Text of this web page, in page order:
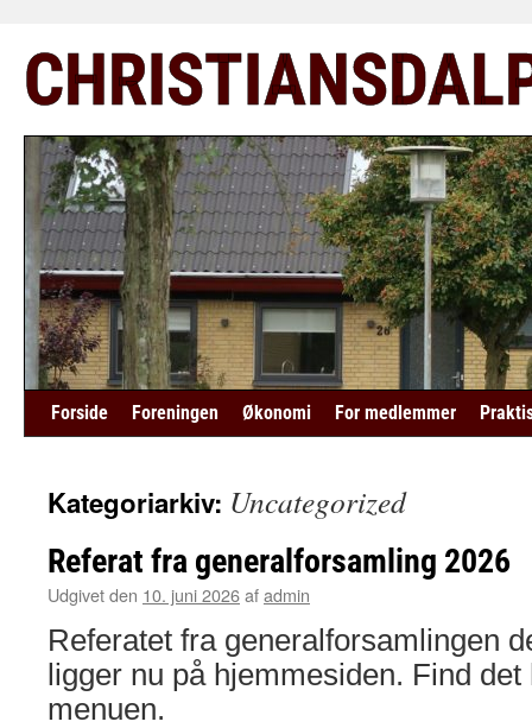
til
indhold
Forside Foreningen Økonomi For medlemmer
Kategoriarkiv: Uncategorized
Referat fra generalforsamling 2026
Udgivet den 10. juni 2026afadmin
Referatet fra generalforsamlingen
ligger nu på hjemmesiden. Find
menuen.